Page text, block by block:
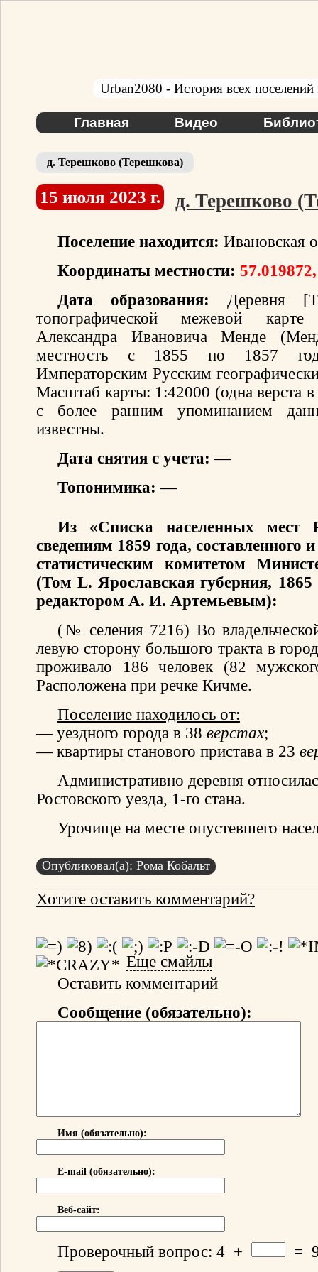
Urban2080 - История всех поселений
Главная Видео
д. Терешково (Терешкова)
15 июля 2023 г. д. Терешково
Поселение находится: Ивановская
Координаты местности:
Дата образования: Деревня
топографической межевой карте
Александра Ивановича Менде
местность с 1855 по 1857
Императорским Русским
Масштаб карты: 1:42000 (одна верста
с более ранним упоминанием
известны.
Дата снятия с учета: —
Топонимика: —
Из «Списка населенных мест
сведениям 1859 года,
статистическим комитетом
(Том L. Ярославская губерния,
редактором А. И. Артемьевым):
(№ селения 7216) Во
левую сторону большого тракта в
проживало 186 человек (82
Расположена при речке Кичме.
Поселение находилось от:
— уездного города в 38 верстах;
— квартиры станового пристава в 23
Административно деревня
Ростовского уезда, 1-го стана.
Урочище на месте опустевшего
Опубликовал(а): Рома Кобальт
Хотите оставить комментарий?
Еще смайлы
Оставить комментарий
Сообщение (обязательно):
Имя (обязательно):
E-mail (обязательно):
Веб-сайт:
Проверочный вопрос: 4 + =